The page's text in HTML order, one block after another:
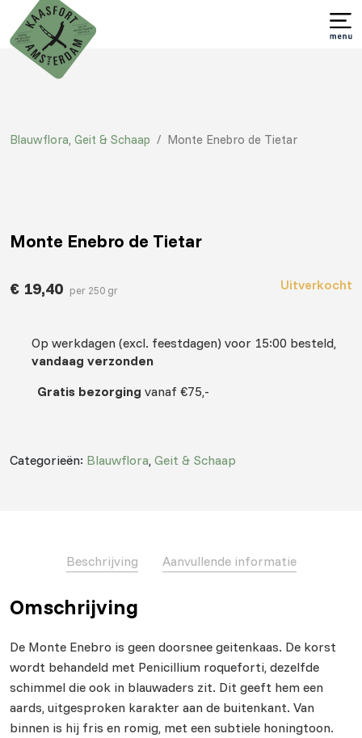
Blauwflora, Geit & Schaap / Monte Enebro de Tietar
Monte Enebro de Tietar
€ 19,40 per 250 gr Uitverkocht
Op werkdagen (excl. feestdagen) voor 15:00 besteld,
vandaag verzonden
Gratis bezorging vanaf €75,-
Categorieën: Blauwflora, Geit & Schaap
Beschrijving Aanvullende informatie
Omschrijving
De Monte Enebro is geen doorsnee geitenkaas. De korst
wordt behandeld met Penicillium roqueforti, dezelfde
schimmel die ook in blauwaders zit. Dit geeft hem een
aards, uitgesproken karakter aan de buitenkant. Van
binnen is hij fris en romig, met een subtiele honingtoon.